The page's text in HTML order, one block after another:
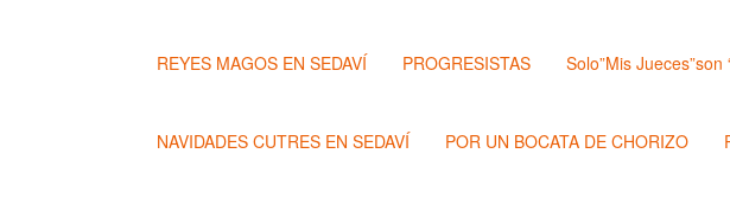
REYES MAGOS EN SEDAVÍ PROGRESISTAS Solo”Mis Jueces”son
NAVIDADES CUTRES EN SEDAVÍ POR UN BOCATA DE CHORIZO